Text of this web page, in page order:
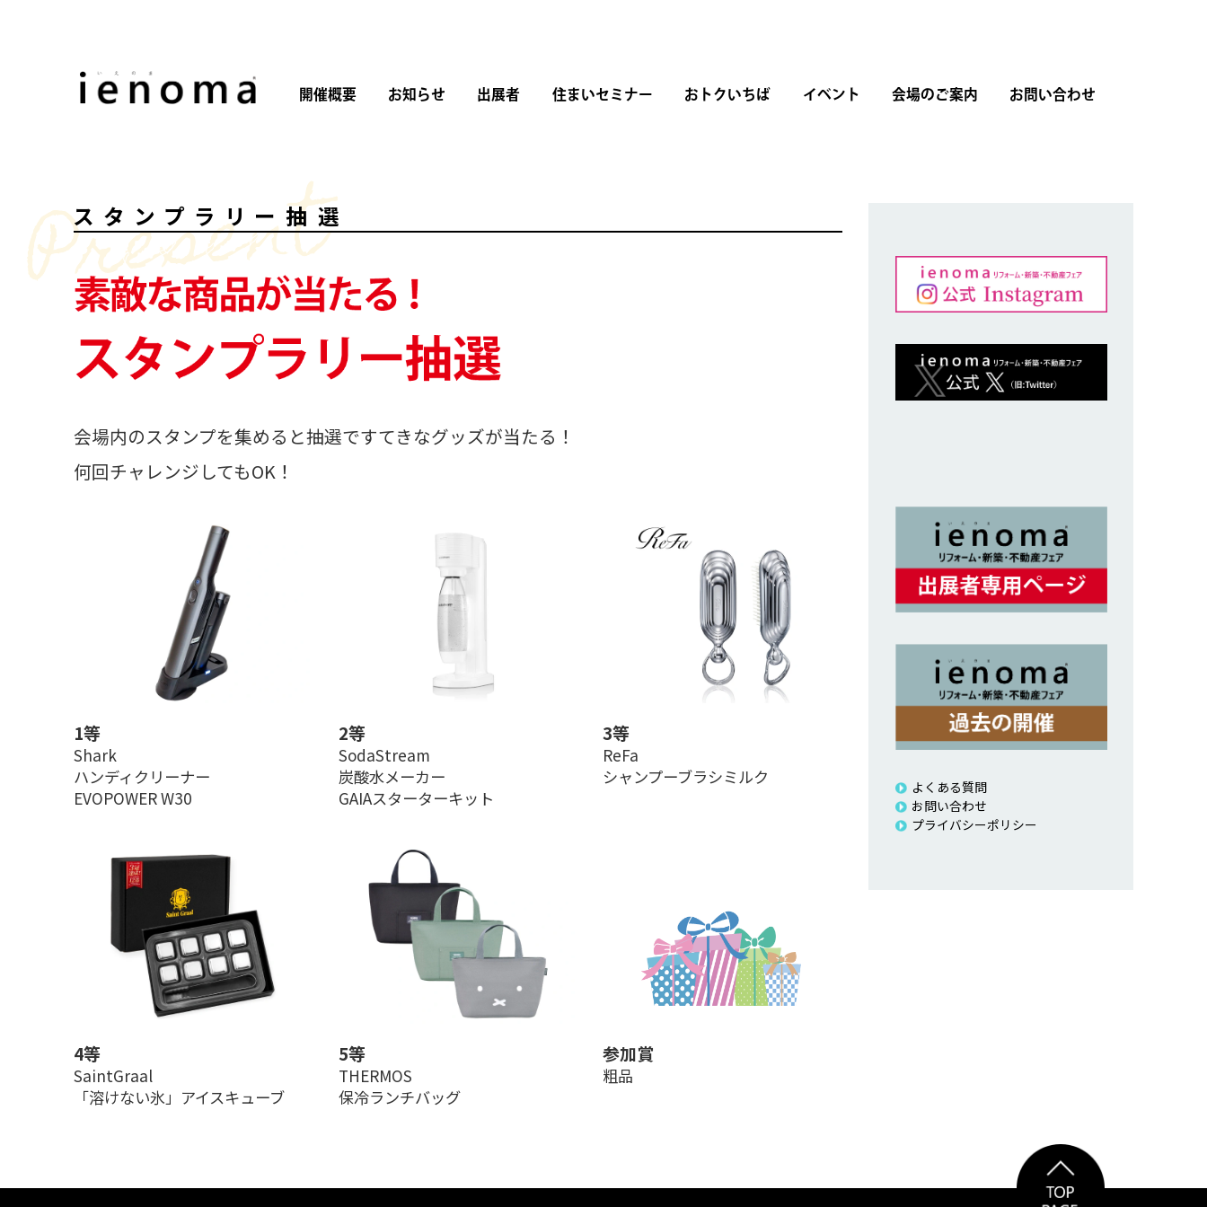
開催概要 お知らせ 出展者 住まいセミナー おトクいちば イベント 会場のご案内 お問い合わせ
スタンプラリー抽選
Present
会場内のスタンプを集めると抽選ですてきなグッズが当たる！
何回チャレンジしてもOK！
1等
Shark
ハンディクリーナー
EVOPOWER W30
2等
SodaStream
炭酸水メーカー
GAIAスターターキット
3等
ReFa
シャンプーブラシミルク
4等
SaintGraal
「溶けない氷」アイスキューブ
5等
THERMOS
保冷ランチバッグ
参加賞
粗品
よくある質問
お問い合わせ
プライバシーポリシー